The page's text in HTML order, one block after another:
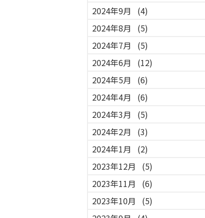
2024年9月
(4)
2024年8月
(5)
2024年7月
(5)
2024年6月
(12)
2024年5月
(6)
2024年4月
(6)
2024年3月
(5)
2024年2月
(3)
2024年1月
(2)
2023年12月
(5)
2023年11月
(6)
2023年10月
(5)